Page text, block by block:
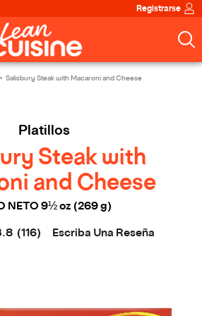
Registrarse
Salisbury Steak with Macaroni and Cheese
Platillos
Steak with
and Cheese
NETO 9½ oz (269 g)
(116) Escriba Una Reseña